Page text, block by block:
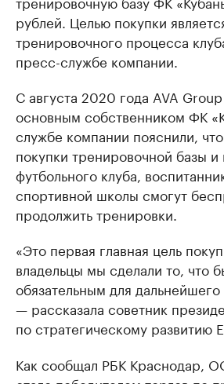
рублей. Целью покупки
тренировочного процесса
пресс-службе компании.
С августа 2020 года AVA Group
основным собственником ФК
службе компании пояснили, что
покупки тренировочной базы и
футбольного клуба,
спортивной школы смогут
продолжить тренировки.
«Это первая главная цель
владельцы мы сделали то, что
обязательным для дальнейшего
— рассказала советник
по стратегическому развитию
Как сообщал РБК Краснодар,